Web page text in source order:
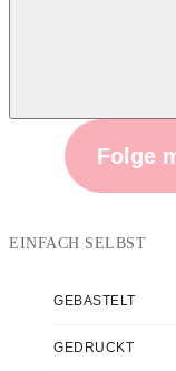
Folge
EINFACH SELBST
GEBASTELT
GEDRUCKT